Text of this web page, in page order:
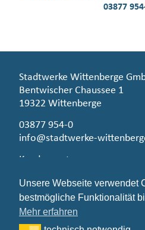
03877
Stadtwerke Wittenberge
Bentwischer Chaussee 1
19322 Wittenberge
03877 954-0
info@stadtwerke-
Kundenzentrum
19322 Wittenberge
Montag – Freitag 09.00 –
Unsere Webseite verwendet
bestmögliche Funktionalität
Mehr erfahren